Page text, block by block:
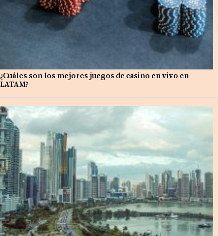
¿Cuáles son los mejores juegos de casino en vivo en
LATAM?